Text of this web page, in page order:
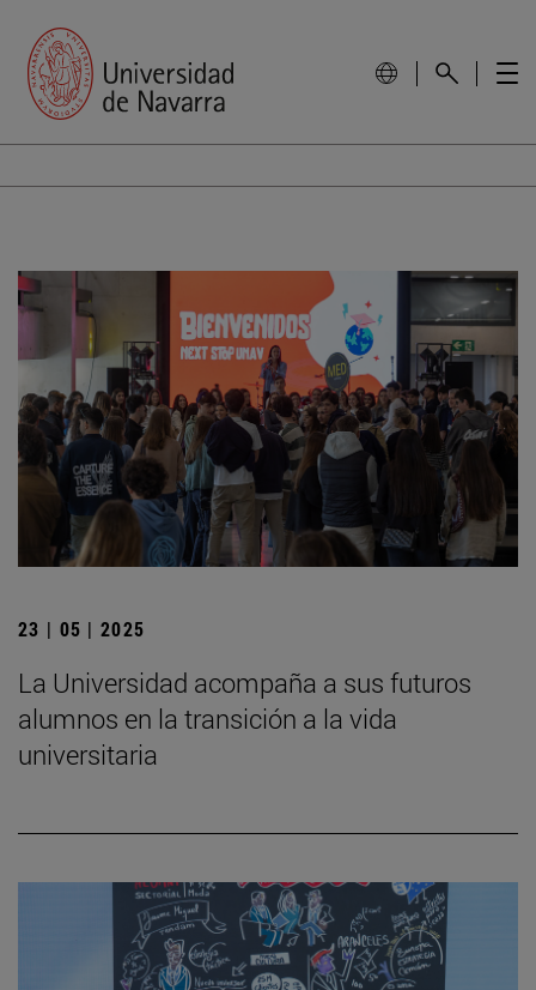
23 | 05 | 2025
La Universidad acompaña a sus futuros
alumnos en la transición a la vida
universitaria